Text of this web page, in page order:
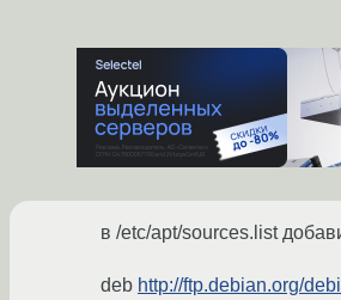
в /etc/apt/sources.list
deb http://ftp.debian.org/